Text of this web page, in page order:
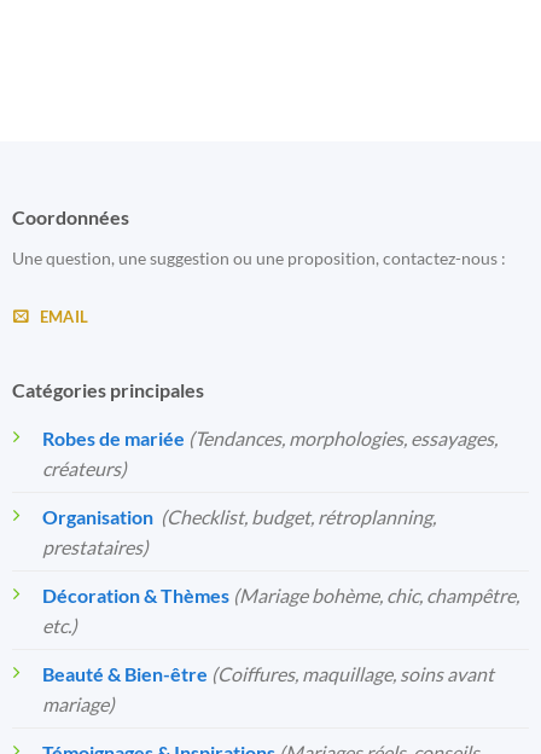
Coordonnées
Une question, une suggestion ou une proposition, contactez-nous :
EMAIL
Catégories principales
Robes de mariée (Tendances, morphologies, essayages,
créateurs)
Organisation️ (Checklist, budget, rétroplanning,
prestataires)
Décoration & Thèmes (Mariage bohème, chic, champêtre,
etc.)
Beauté & Bien-être (Coiffures, maquillage, soins avant
mariage)